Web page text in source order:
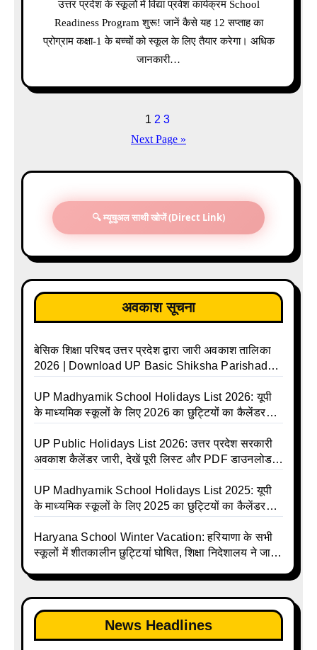
उत्तर प्रदेश के स्कूलों में विद्या प्रवेश कार्यक्रम School
Readiness Program शुरू! जानें कैसे यह 12 सप्ताह का
प्रोग्राम कक्षा-1 के बच्चों को स्कूल के लिए तैयार करेगा। अधिक
जानकारी…
pagination
1 2 3
Next Page »
🔍 म्यूचुअल साथी खोजें (Direct Link)
अवकाश सूचना
बेसिक शिक्षा परिषद उत्तर प्रदेश द्वारा जारी अवकाश तालिका
2026 | Download UP Basic Shiksha Parishad
Basic School Avkash Talika UP 2026 | UP Basic
Shiksha Parishad Avkash Talika 2026 | UP
Calendar List 2026
UP Madhyamik School Holidays List 2026: यूपी
के माध्यमिक स्कूलों के लिए 2026 का छुट्टियों का कैलेंडर
Talika | UP Madhyamik Avkash Talika 2026 | UP
Madhyamik School avkash suchi | UP
Holiday Calendar | Madhyamik School Holidays
List 2026
UP Public Holidays List 2026: उत्तर प्रदेश सरकारी
अवकाश कैलेंडर जारी, देखें पूरी लिस्ट और PDF डाउनलोड
talika | Sarkari Avkash Talika | Up Holidays List |
Holidays Calendar
UP Madhyamik School Holidays List 2025: यूपी
के माध्यमिक स्कूलों के लिए 2025 का छुट्टियों का कैलेंडर
Talika | Up Madhyamik Avkash Talika 2025 | UP
Madhyamik School avkash suchi | UP
holiday calendar | Madhyamik School Holidays
List 2025
Haryana School Winter Vacation: हरियाणा के सभी
स्कूलों में शीतकालीन छुट्टियां घोषित, शिक्षा निदेशालय ने जारी
News Headlines